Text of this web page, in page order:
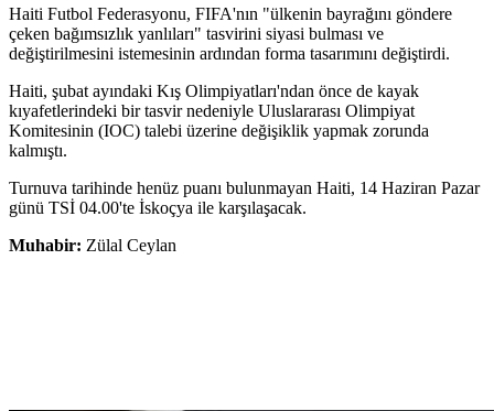
Haiti Futbol Federasyonu, FIFA'nın "ülkenin bayrağını göndere
çeken bağımsızlık yanlıları" tasvirini siyasi bulması ve
değiştirilmesini istemesinin ardından forma tasarımını değiştirdi.
Haiti, şubat ayındaki Kış Olimpiyatları'ndan önce de kayak
kıyafetlerindeki bir tasvir nedeniyle Uluslararası Olimpiyat
Komitesinin (IOC) talebi üzerine değişiklik yapmak zorunda
kalmıştı.
Turnuva tarihinde henüz puanı bulunmayan Haiti, 14 Haziran Pazar
günü TSİ 04.00'te İskoçya ile karşılaşacak.
Muhabir: Zülal Ceylan